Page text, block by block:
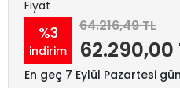
Fiyat
%3
indirim
64.216,49 TL
62.290,00
En geç 7 Eylül Pazartesi